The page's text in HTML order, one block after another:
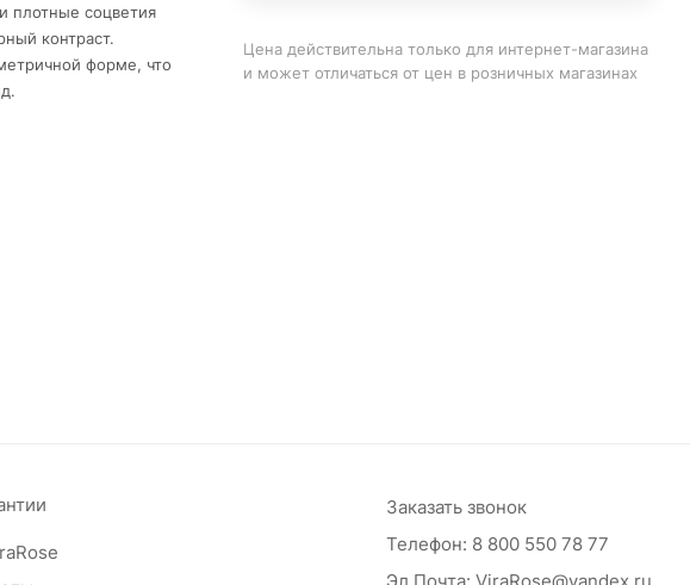
плотные соцветия
контраст.
форме, что
Цена действительна только для интернет-магазина
и может отличаться от цен в розничных магазинах
Заказать звонок
Телефон: 8 800 550 78 77